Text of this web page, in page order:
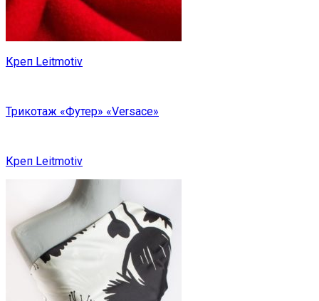
Креп Leitmotiv
Трикотаж «Футер» «Versace»
Креп Leitmotiv